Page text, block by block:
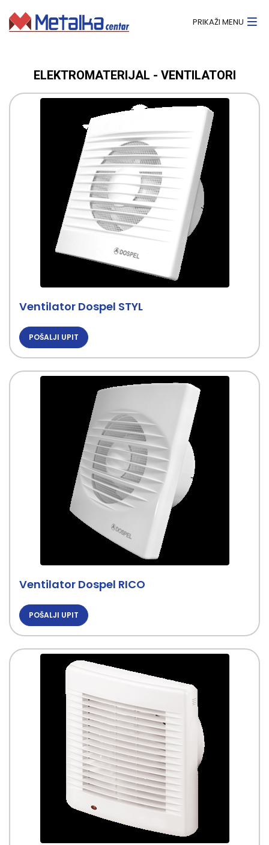
PRIKAŽI MENU
ELEKTROMATERIJAL - VENTILATORI
Ventilator Dospel STYL
POŠALJI UPIT
Ventilator Dospel RICO
POŠALJI UPIT